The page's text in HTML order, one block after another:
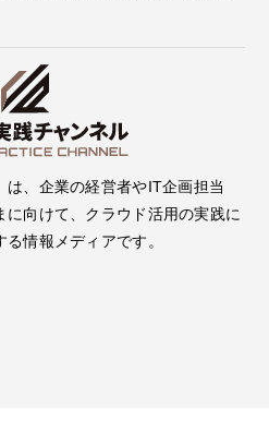
は、企業の経営者やIT企画担当
向けて、クラウド活用の実践に
情報メディアです。